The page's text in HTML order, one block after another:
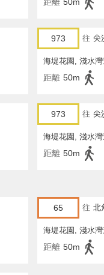
973 往 尖
海堤花園, 淺水灣
距離 50m
973 往 尖
海堤花園, 淺水灣
距離 50m
65 往 北
海堤花園, 淺水灣
距離 50m